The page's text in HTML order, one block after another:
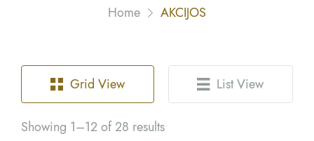
Home AKCIJOS
Grid View List View
Showing 1–12 of 28 results